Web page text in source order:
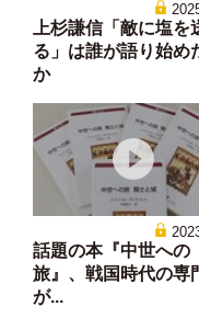
上杉謙信「敵に塩を
る」は誰が語り始め
か
話題の本『中世への
旅』、戦国時代の専
が...